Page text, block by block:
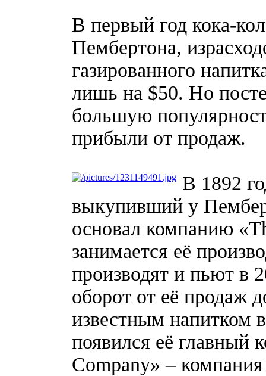
В первый год кока-
Пембертона,
газированного
лишь на $50. Но
большую
прибыли от продаж.
В 1892
выкупивший у
основал компанию
занимается её
производят и пьют в
оборот от её продаж
известным
появился её главный
Company» –